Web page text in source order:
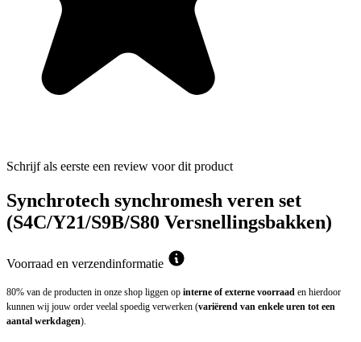
Schrijf als eerste een review voor dit product
Synchrotech synchromesh veren set
(S4C/Y21/S9B/S80 Versnellingsbakken)
Voorraad en verzendinformatie
80% van de producten in onze shop liggen op interne of externe voorraad en hierdoor
kunnen wij jouw order veelal spoedig verwerken (variërend van enkele uren tot een
aantal werkdagen).